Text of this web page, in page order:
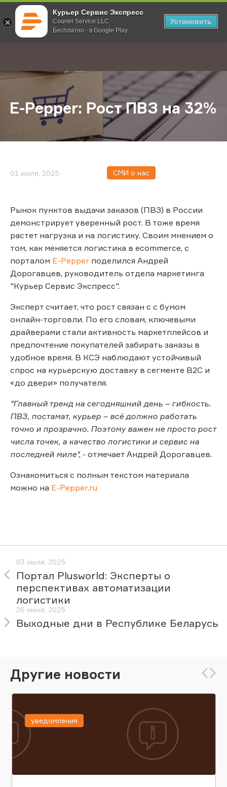
Курьер Сервис Экспресс
Courier Service LLC
Бесплатно - в Google Play
Установить
; Главная О компании Новости E-Pepper: Рост ПВЗ на 32%
E-Pepper: Рост ПВЗ на 32%
01 июля, 2025 СМИ о нас
Рынок пунктов выдачи заказов (ПВЗ) в России
демонстрирует уверенный рост. В тоже время
растет нагрузка и на логистику. Своим мнением о
том, как меняется логистика в ecommerce, с
порталом E-Pepper поделился Андрей
Дорогавцев, руководитель отдела маркетинга
"Курьер Сервис Экспресс".
Эксперт считает, что рост связан с с бумом
онлайн-торговли. По его словам, ключевыми
драйверами стали активность маркетплейсов и
предпочтение покупателей забирать заказы в
удобное время. В КСЭ наблюдают устойчивый
спрос на курьерскую доставку в сегменте B2C и
«до двери» получателя.
"Главный тренд на сегодняшний день – гибкость.
ПВЗ, постамат, курьер – всё должно работать
точно и прозрачно. Поэтому важен не просто рост
числа точек, а качество логистики и сервис на
последней миле", - отмечает Андрей Дорогавцев.
Ознакомиться с полным текстом материала
можно на E-Pepper.ru
03 июля, 2025
Портал Plusworld: Эксперты о
перспективах автоматизации
логистики
26 июня, 2025
Выходные дни в Республике Беларусь
Другие новости
уведомления